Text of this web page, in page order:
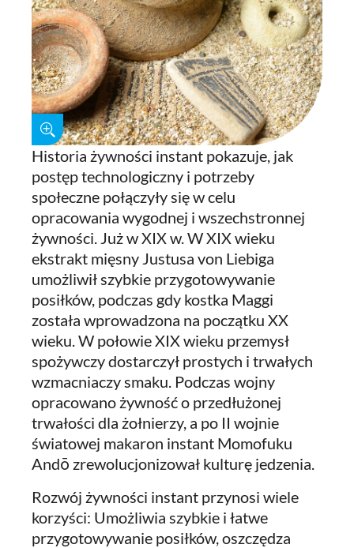
Historia żywności instant pokazuje, jak
postęp technologiczny i potrzeby
społeczne połączyły się w celu
opracowania wygodnej i wszechstronnej
żywności. Już w XIX w. W XIX wieku
ekstrakt mięsny Justusa von Liebiga
umożliwił szybkie przygotowywanie
posiłków, podczas gdy kostka Maggi
została wprowadzona na początku XX
wieku. W połowie XIX wieku przemysł
spożywczy dostarczył prostych i trwałych
wzmacniaczy smaku. Podczas wojny
opracowano żywność o przedłużonej
trwałości dla żołnierzy, a po II wojnie
światowej makaron instant Momofuku
Andō zrewolucjonizował kulturę jedzenia.
Rozwój żywności instant przynosi wiele
korzyści: Umożliwia szybkie i łatwe
przygotowywanie posiłków, oszczędza